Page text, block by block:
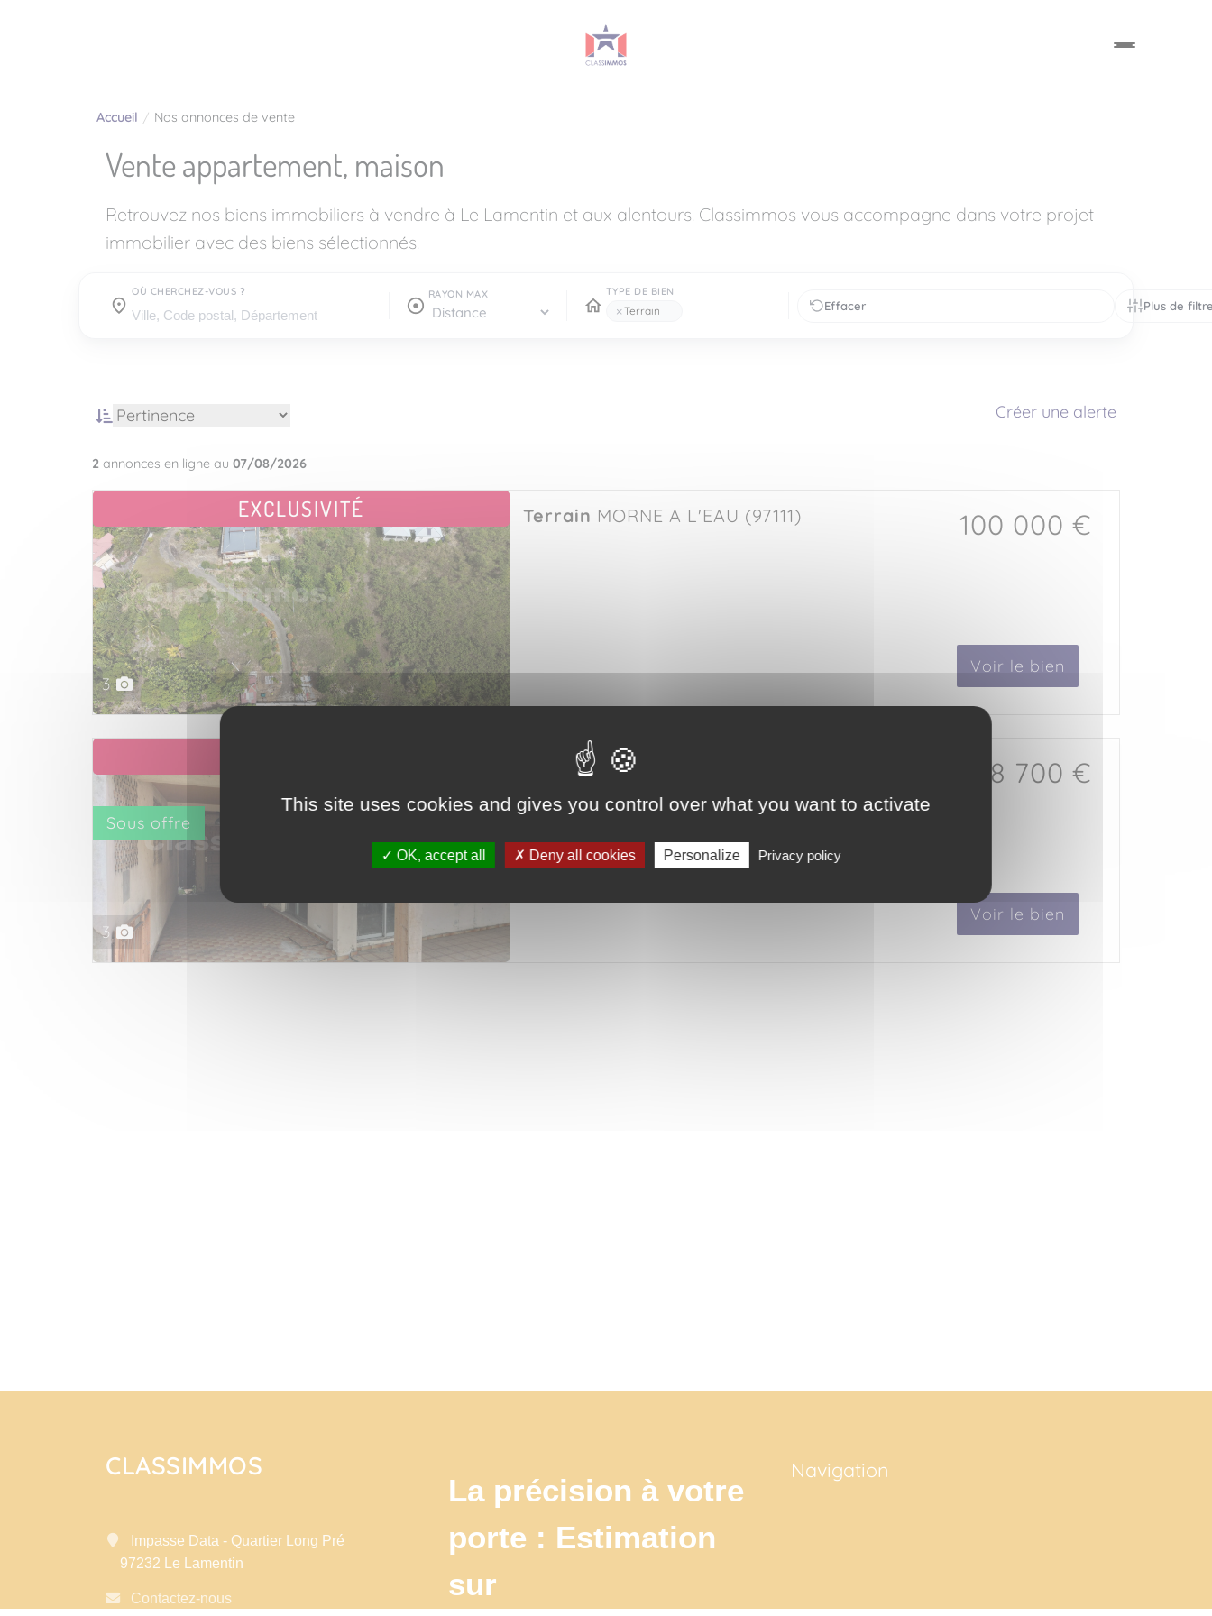
Accueil Nos annonces de vente
Vente appartement, maison
Retrouvez nos biens immobiliers à vendre à Le Lamentin et aux alentours. Classimmos vous accompagne dans votre projet
immobilier avec des biens sélectionnés.
OÙ CHERCHEZ-VOUS ?
Où cherchez-vous ?
RAYON MAX TYPE DE BIEN
× Terrain Effacer Plus de
Créer une alerte
2 annonces en ligne au 07/08/2026
EXCLUSIVITÉ
3
Terrain MORNE A L'EAU (97111) 100 000 €
Voir le bien
Sous offre
3
TerrainMORNE A L'EAU (97111) 88 700 €
Voir le bien
CLASSIMMOS
Impasse Data - Quartier Long Pré
97232 Le Lamentin
Contactez-nous
La précision à votre
porte : Estimation
sur
Navigation
This site uses cookies and gives you control over what you want to activate
OK, accept all Deny all cookies Personalize Privacy policy